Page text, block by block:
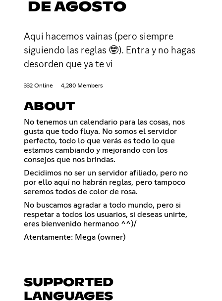
DE AGOSTO
Aqui hacemos vainas (pero siempre
siguiendo las reglas 🤓). Entra y no hagas
desorden que ya te vi
332 Online 4,280 Members
ABOUT
No tenemos un calendario para las cosas, nos
gusta que todo fluya. No somos el servidor
perfecto, todo lo que verás es todo lo que
estamos cambiando y mejorando con los
consejos que nos brindas.
Decidimos no ser un servidor afiliado, pero no
por ello aquí no habrán reglas, pero tampoco
seremos todos de color de rosa.
No buscamos agradar a todo mundo, pero si
respetar a todos los usuarios, si deseas unirte,
eres bienvenido hermanoo ^^)/
Atentamente: Mega (owner)
SUPPORTED
LANGUAGES